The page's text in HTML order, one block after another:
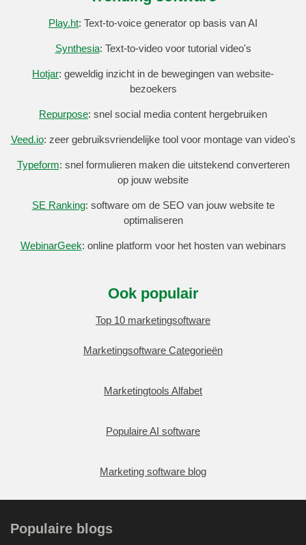
Play.ht: Text-to-voice generator op basis van AI
Synthesia: Text-to-video voor tutorial video's
Hotjar: geweldig inzicht in de bewegingen van website-
bezoekers
Repurpose: snel social media content hergebruiken
Veed.io: zeer gebruiksvriendelijke tool voor montage van video's
Typeform: snel formulieren maken die uitstekend converteren
op jouw website
SE Ranking: software om de SEO van jouw website te
optimaliseren
WebinarGeek: online platform voor het hosten van webinars
Ook populair
Top 10 marketingsoftware
Marketingsoftware Categorieën
Marketingtools Alfabet
Populaire AI software
Marketing software blog
Populaire blogs